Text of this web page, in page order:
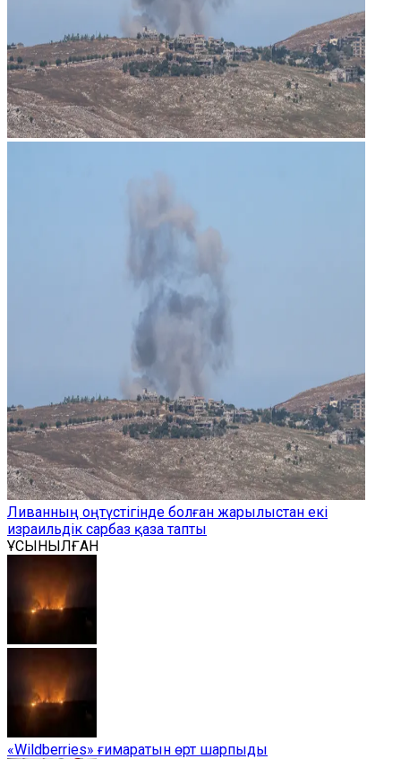
Ливанның оңтүстігінде болған жарылыстан екі
израильдік сарбаз қаза тапты
ҰСЫНЫЛҒАН
«Wildberries» ғимаратын өрт шарпыды